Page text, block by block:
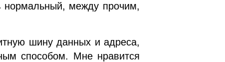
нормальный, между прочим,
шину данных и адреса,
способом. Мне нравится